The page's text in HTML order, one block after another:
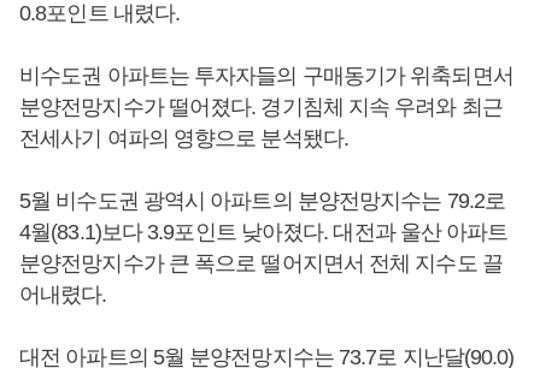
0.8포인트 내렸다.
비수도권 아파트는 투자자들의 구매동기가 위축되면서
분양전망지수가 떨어졌다. 경기침체 지속 우려와 최근
전세사기 여파의 영향으로 분석됐다.
5월 비수도권 광역시 아파트의 분양전망지수는 79.2로
4월(83.1)보다 3.9포인트 낮아졌다. 대전과 울산 아파트
분양전망지수가 큰 폭으로 떨어지면서 전체 지수도 끌
어내렸다.
대전 아파트의 5월 분양전망지수는 73.7로 지난달(90.0)